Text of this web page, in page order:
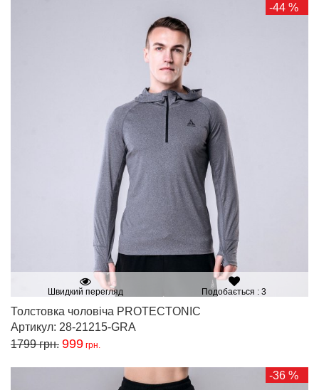
-44 %
Швидкий перегляд Подобається : 3
Толстовка чоловіча PROTECTONIC
Артикул: 28-21215-GRA
1799грн. 999 грн.
-36 %